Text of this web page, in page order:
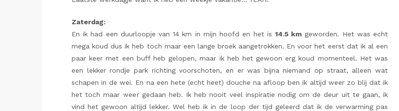
Zaterdag:
En ik had een duurloopje van 14 km in mijn hoofd en het is 14.5 km geworden. Het was echt
mega koud dus ik heb toch maar een lange broek aangetrokken. En voor het eerst dat ik al een
paar keer met een buff heb gelopen, maar ik heb het gewoon erg koud momenteel. Het was
een lekker rondje park richting voorschoten, en er was bijna niemand op straat, alleen wat
schapen in de wei. En na een hete (echt heet) douche na afloop ben ik altijd weer zo blij dat ik
het toch maar weer gedaan heb. Ik heb nooit veel inspiratie nodig om de deur uit te gaan, ik
vind het gewoon altijd lekker. Wel heb ik in de loop der tijd geleerd dat ik de verwarming pas